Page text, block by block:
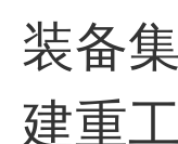
装备
建重